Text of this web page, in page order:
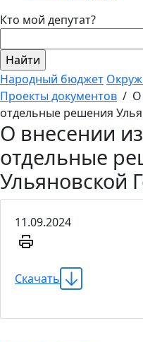
Кто мой депутат?
Народный бюджет
Проекты документов / О
отдельные решения
О внесении
отдельные
Ульяновской
11.09.2024
Скачать